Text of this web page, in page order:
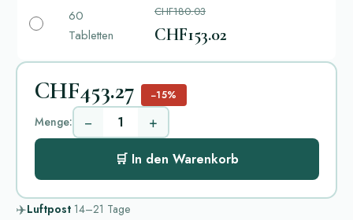
60
Tabletten
CHF180.03
CHF153.02
CHF453.27 −15%
Menge: − +
🛒 In den Warenkorb
✈️Luftpost 14–21 Tage